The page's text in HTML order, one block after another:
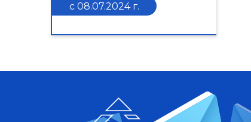
с 08.07.2024 г.